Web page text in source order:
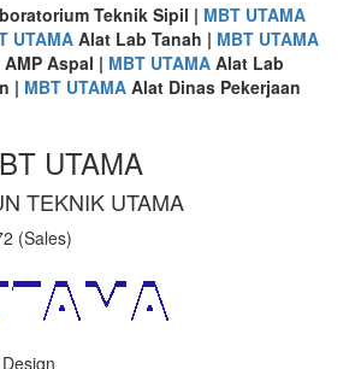
Teknik Sipil | MBT UTAMA
UTAMAAlat Lab Tanah | MBT UTAMA
Aspal | MBT UTAMA Alat Lab
| MBT UTAMA Alat Dinas Pekerjaan
UTAMA
TEKNIK UTAMA
(Sales)